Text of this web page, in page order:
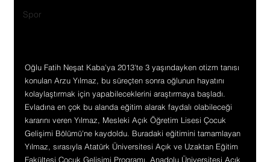
Spor
Oğlu Fatih Neşat Kaba'ya 2013'te 3 yaşındayken otizm tanısı
konulan Arzu Yılmaz, bu süreçten sonra oğlunun hayatını
kolaylaştırmak için yapabileceklerini araştırmaya başladı.
Evladına en çok bu alanda eğitim alarak faydalı olabileceği
kararını veren Yılmaz, Mesleki Açık Öğretim Lisesi Çocuk
Gelişimi Bölümü'ne kaydoldu. Buradaki eğitimini tamamlayan
Yılmaz, sırasıyla Atatürk Üniversitesi Açık ve Uzaktan Eğitim
Fakültesi Çocuk Gelişimi Programı, Anadolu Üniversitesi Açık